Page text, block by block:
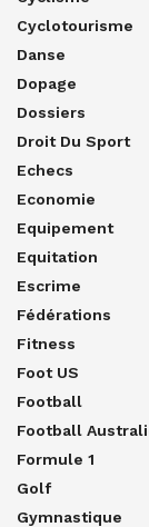
Cyclotourisme
Danse
Dopage
Dossiers
Droit Du Sport
Echecs
Economie
Equipement
Equitation
Escrime
Fédérations
Fitness
Foot US
Football
Football
Formule 1
Golf
Gymnastique